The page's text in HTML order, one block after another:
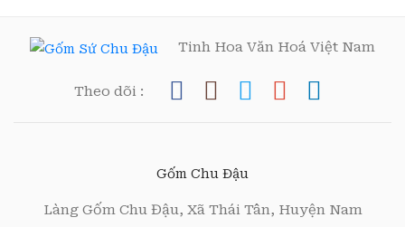
Tinh Hoa Văn Hoá Việt Nam
Theo dõi :
Gốm Chu Đậu
Làng Gốm Chu Đậu, Xã Thái Tân, Huyện Nam